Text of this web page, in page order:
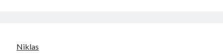
Niklas